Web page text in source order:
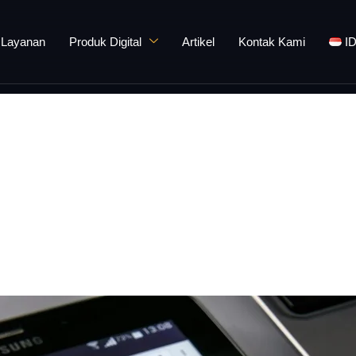
Layanan Produk Digital Artikel Kontak Kami